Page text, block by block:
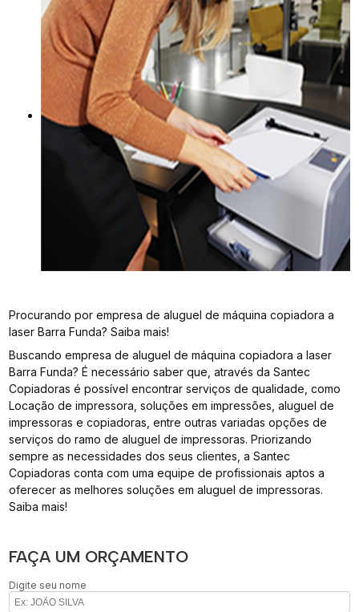
Procurando por empresa de aluguel de máquina copiadora a
laser Barra Funda? Saiba mais!
Buscando empresa de aluguel de máquina copiadora a laser
Barra Funda? É necessário saber que, através da Santec
Copiadoras é possível encontrar serviços de qualidade, como
Locação de impressora, soluções em impressões, aluguel de
impressoras e copiadoras, entre outras variadas opções de
serviços do ramo de aluguel de impressoras. Priorizando
sempre as necessidades dos seus clientes, a Santec
Copiadoras conta com uma equipe de profissionais aptos a
oferecer as melhores soluções em aluguel de impressoras.
Saiba mais!
FAÇA UM ORÇAMENTO
Digite seu nome